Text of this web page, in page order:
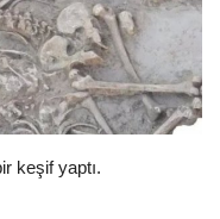
keşif yaptı.